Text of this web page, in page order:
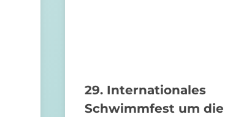
29. Internationales
Schwimmfest um die